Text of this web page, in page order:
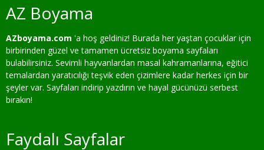
AZ Boyama
AZboyama.com 'a hoş geldiniz! Burada her yaştan çocuklar için
birbirinden güzel ve tamamen ücretsiz boyama sayfaları
bulabilirsiniz. Sevimli hayvanlardan masal kahramanlarına, eğitici
temalardan yaratıcılığı teşvik eden çizimlere kadar herkes için bir
şeyler var. Sayfaları indirip yazdırın ve hayal gücünüzü serbest
bırakın!
Faydalı Sayfalar